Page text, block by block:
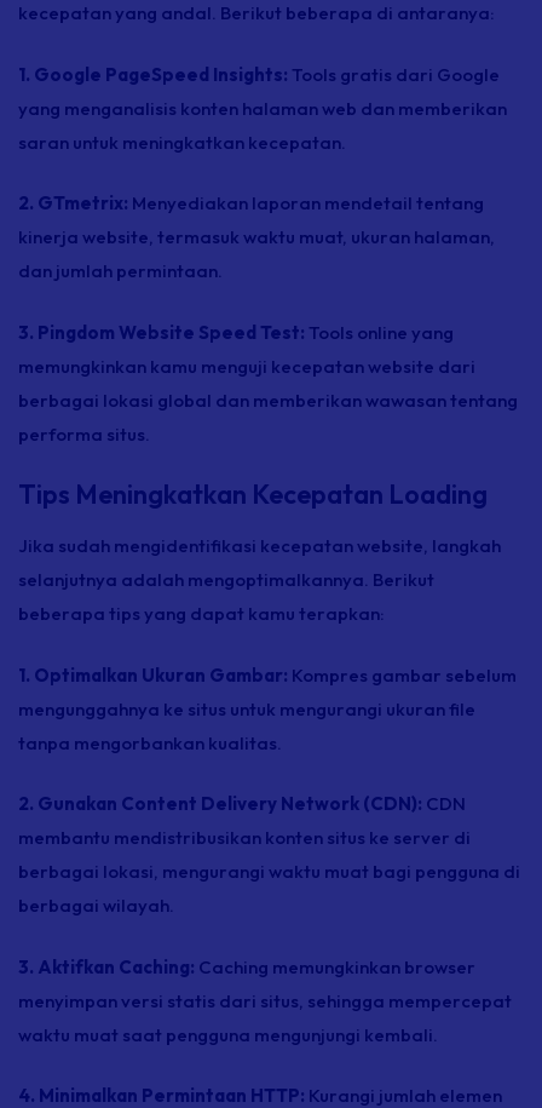
kecepatan yang andal. Berikut beberapa di antaranya:
1. Google PageSpeed Insights: Tools gratis dari Google
yang menganalisis konten halaman web dan memberikan
saran untuk meningkatkan kecepatan.
2. GTmetrix: Menyediakan laporan mendetail tentang
kinerja website, termasuk waktu muat, ukuran halaman,
dan jumlah permintaan.
3. Pingdom Website Speed Test: Tools online yang
memungkinkan kamu menguji kecepatanwebsite dari
berbagai lokasi global dan memberikan wawasan tentang
performa situs.
Tips Meningkatkan Kecepatan Loading
Jika sudah mengidentifikasi kecepatanwebsite, langkah
selanjutnya adalah mengoptimalkannya. Berikut
beberapa tips yang dapat kamu terapkan:
1. Optimalkan Ukuran Gambar: Kompres gambar sebelum
mengunggahnya ke situs untuk mengurangi ukuranfile
tanpa mengorbankan kualitas.
2. Gunakan Content Delivery Network (CDN): CDN
membantu mendistribusikan konten situs ke server di
berbagai lokasi, mengurangi waktu muat bagi pengguna di
berbagai wilayah.
3. Aktifkan Caching: Caching memungkinkan browser
menyimpan versi statis dari situs, sehingga mempercepat
waktu muat saat pengguna mengunjungi kembali.
4. Minimalkan Permintaan HTTP: Kurangi jumlah elemen